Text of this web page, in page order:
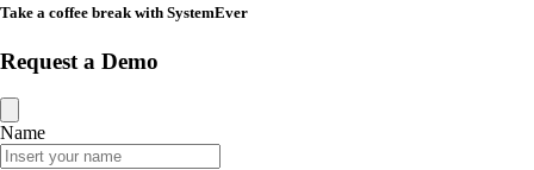
Take a coffee break with SystemEver
Request a Demo
Name